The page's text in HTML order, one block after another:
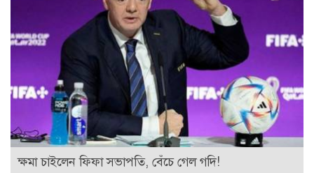
ক্ষমা চাইলেন ফিফা সভাপতি, বেঁচে গেল গদি!